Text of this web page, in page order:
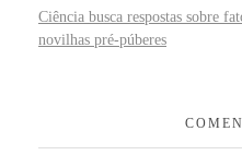
Ciência busca respostas sobre
novilhas pré-púberes